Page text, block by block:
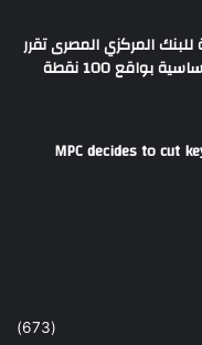
للبنك المركزي المصرى تقرر
خفض أسعار العائد الأساسية بواقع 100 نقطة
MPC decides to cut
(673)